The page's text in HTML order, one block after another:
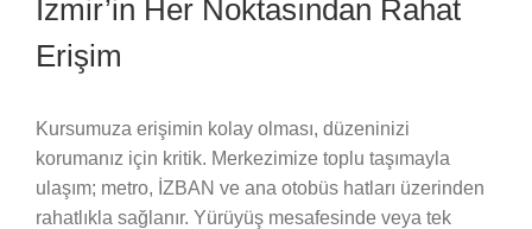
İzmir’in Her Noktasından Rahat
Erişim
Kursumuza erişimin kolay olması, düzeninizi
korumanız için kritik. Merkezimize toplu taşımayla
ulaşım; metro, İZBAN ve ana otobüs hatları üzerinden
rahatlıkla sağlanır. Yürüyüş mesafesinde veya tek